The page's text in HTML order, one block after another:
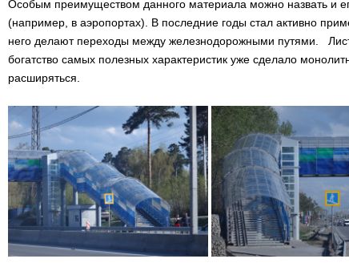
Особым преимуществом данного материала можно назвать и
(например, в аэропортах). В последние годы стал активно
него делают переходы между железнодорожными путями.
богатство самых полезных характеристик уже сделало
расширяться.